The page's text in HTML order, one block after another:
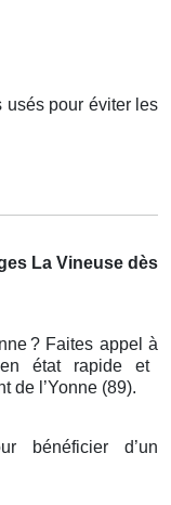
usés pour éviter les
La Vineuse dès
? Faites appelà
état rapide et
de l ’Yonne (89).
bénéficier d’un